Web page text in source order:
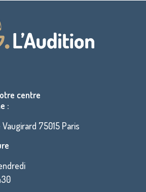
centre
:
75015 Paris